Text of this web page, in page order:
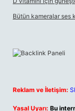
Bütün kameralar ses
Reklam ve İletişim:
Yasal Uyarı: Bu